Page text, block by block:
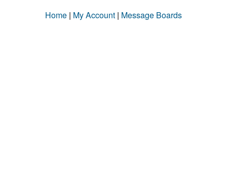
Home | My Account | Message Boards